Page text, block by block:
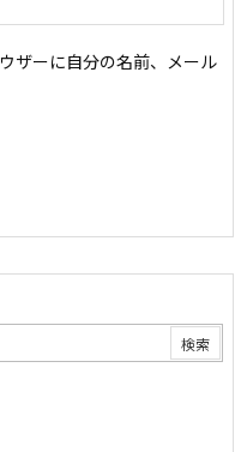
ザーに自分の名前、メール